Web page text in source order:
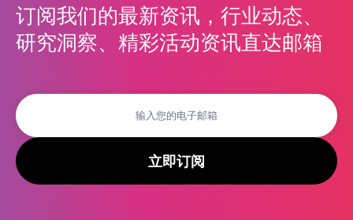
订阅我们的最新资讯，行业动态、
研究洞察、精彩活动资讯直达邮箱
立即订阅